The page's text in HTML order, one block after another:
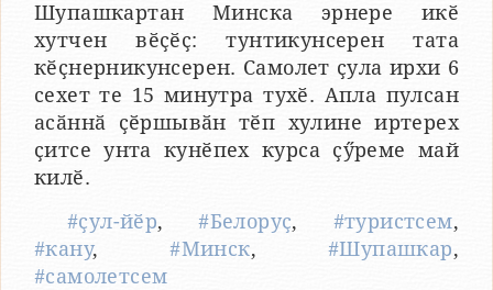
Шупашкартан Минска эрнере икӗ
хутчен вӗҫӗҫ: тунтикунсерен тата
кӗҫнерникунсерен. Самолет ҫула ирхи 6
сехет те 15 минутра тухӗ. Апла пулсан
асӑннӑ ҫӗршывӑн тӗп хулине иртерех
ҫитсе унта кунӗпех курса ҫӳреме май
килӗ.
#ҫул-йӗр,#Белоруҫ, #туристсем,
#кану,#Минск, #Шупашкар,
#самолетсем